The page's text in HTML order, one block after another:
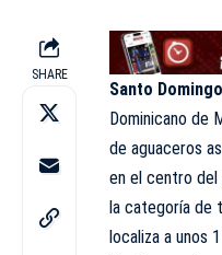
SHARE
Santo
Dominicano de
de aguaceros
en el centro del
la categoría de
localiza a unos